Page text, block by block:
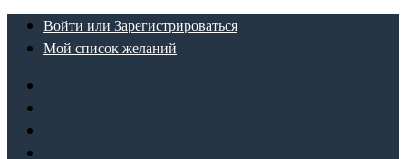
ПерейтиВойти или Зарегистрироваться
Мой список желаний